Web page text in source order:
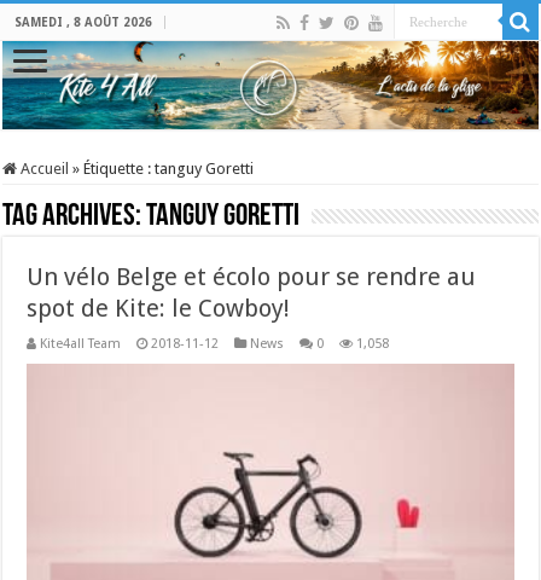
SAMEDI , 8 AOÛT 2026
Accueil » Étiquette :tanguy Goretti
Tag Archives:tanguy Goretti
Un vélo Belge et écolo pour se rendre au
spot de Kite: le Cowboy!
Kite4all Team 2018-11-12 News 0 1,058